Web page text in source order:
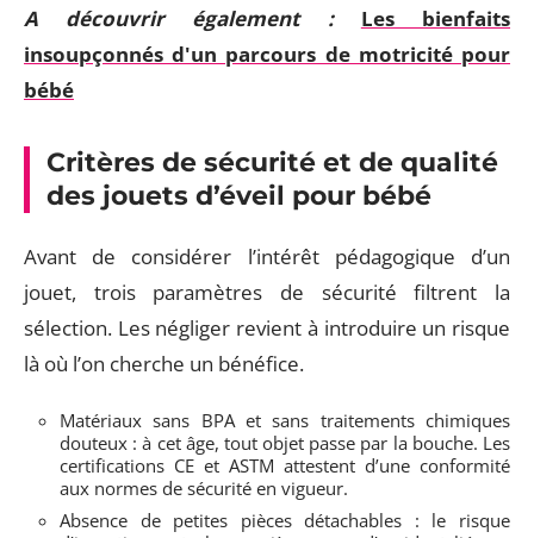
A découvrir également :
Les bienfaits
insoupçonnés d'un parcours de motricité pour
bébé
Critères de sécurité et de qualité
des jouets d’éveil pour bébé
Avant de considérer l’intérêt pédagogique d’un
jouet, trois paramètres de sécurité filtrent la
sélection. Les négliger revient à introduire un risque
là où l’on cherche un bénéfice.
Matériaux sans BPA et sans traitements chimiques
douteux : à cet âge, tout objet passe par la bouche. Les
certifications CE et ASTM attestent d’une conformité
aux normes de sécurité en vigueur.
Absence de petites pièces détachables : le risque